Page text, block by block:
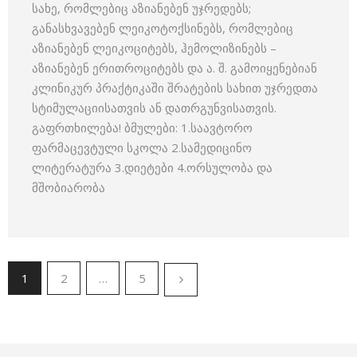
სახე, რომლებიც აზიანებენ უჯრედებს;
განასხვავებენ ლეიკოტოქსინებს, რომლებიც
აზიანებენ ლეიკოციტებს, ჰემოლიზინებს –
აზიანებენ ერითროციტებს და ა. შ. გამოიყენებიან
კლინიკურ პრაქტიკაში შრატების სახით უჯრედთა
სტიმულაციისათვის ან დათრგუნვისათვის.
გაფრთხილება! ბმულები: 1.საავტორო
ფარმაცევტული სკოლა 2.სამედიცინო
ლიტერატურა 3.დიეტები 4.ორსულობა და
მშობიარობა
1 2 … 5